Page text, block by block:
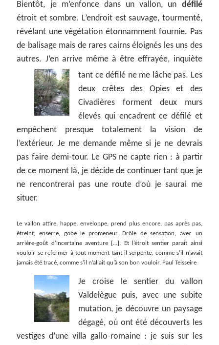
Bientôt, je m’enfonce dans un vallon, un défilé
étroit et sombre. L’endroit est sauvage, tourmenté,
révélant une végétation étonnamment fournie. Pas
de balisage mais de rares cairns éloignés les uns des
autres. J’en arrive même à être effrayée, inquiète
tant ce défilé ne me lâche pas. Les
deux crêtes des Opies et des
Civadières forment deux murs
élevés qui encadrent ce défilé et
empêchent presque totalement la vision de
l’extérieur. Je me demande même si je ne devrais
pas faire demi-tour. Le GPS ne capte rien : à partir
de ce moment là, je décide de continuer tant que je
ne rencontrerai pas une route d’où je saurai me
situer.
Le vallon attire, happe, enveloppe, prend plus encore, pas après pas,
étreint, enserre, gobe le promeneur. Drôle de sensation, avec un
arrière-goût d’incertaine aventure […]. Et l’étroit sentier paraît ainsi
vouloir se refermer à tout moment tant il serpente, comme s’il n’avait
jamais été tracé, comme s’il n’allait qu’à son bon vouloir. Paul Teisseire
Je croise le sentier du vallon
Valdelègue puis, avec une subite
mutation, je découvre un paysage
dégagé, où ont été découverts les
vestiges d’une villa gallo-romaine : je suis sur les